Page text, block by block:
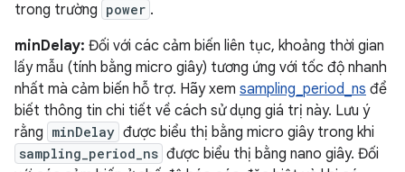
trong trường power .
minDelay: Đối với các cảm biến liên tục, khoảng thời gian
lấy mẫu (tính bằng micro giây) tương ứng với tốc độ nhanh
nhất mà cảm biến hỗ trợ. Hãy xem sampling_period_ns để
biết thông tin chi tiết về cách sử dụng giá trị này. Lưu ý
rằng minDelay được biểu thị bằng micro giây trong khi
sampling_period_ns được biểu thị bằng nano giây. Đối